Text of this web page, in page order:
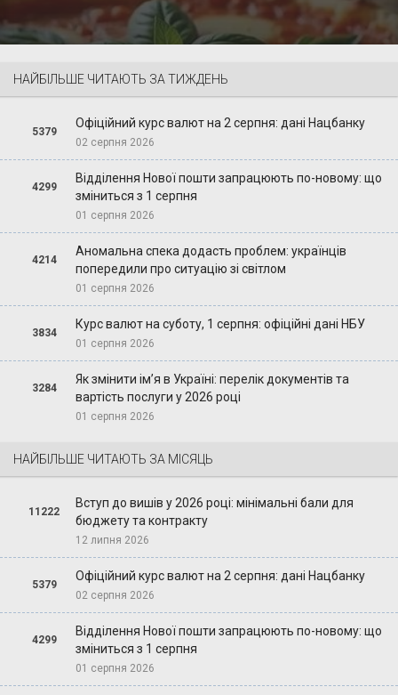
НАЙБІЛЬШЕ ЧИТАЮТЬ ЗА ТИЖДЕНЬ
5379
Офіційний курс валют на 2 серпня: дані Нацбанку
02 серпня 2026
4299
Відділення Нової пошти запрацюють по-новому: що
зміниться з 1 серпня
01 серпня 2026
4214
Аномальна спека додасть проблем: українців
попередили про ситуацію зі світлом
01 серпня 2026
3834
Курс валют на суботу, 1 серпня: офіційні дані НБУ
01 серпня 2026
3284
Як змінити ім’я в Україні: перелік документів та
вартість послуги у 2026 році
01 серпня 2026
НАЙБІЛЬШЕ ЧИТАЮТЬ ЗА МІСЯЦЬ
11222
Вступ до вишів у 2026 році: мінімальні бали для
бюджету та контракту
12 липня 2026
5379
Офіційний курс валют на 2 серпня: дані Нацбанку
02 серпня 2026
4299
Відділення Нової пошти запрацюють по-новому: що
зміниться з 1 серпня
01 серпня 2026